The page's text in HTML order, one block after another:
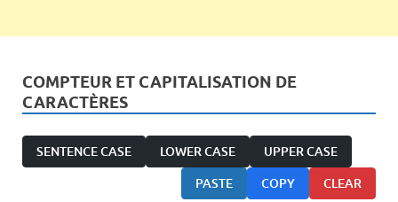
COMPTEUR ET CAPITALISATION DE
CARACTÈRES
SENTENCE CASE LOWER CASE UPPER CASE
PASTE COPY CLEAR